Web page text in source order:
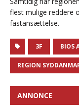
flest mulige reddere
fastansættelse.
3F BIOS
REGION
ANNONCE